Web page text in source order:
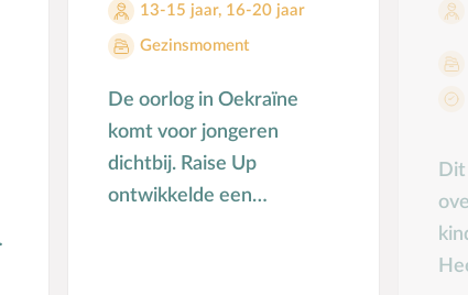
13-15 jaar, 16-20 jaar
Gezinsmoment
De oorlog in Oekraïne
komt voor jongeren
dichtbij. Raise Up
ontwikkelde een